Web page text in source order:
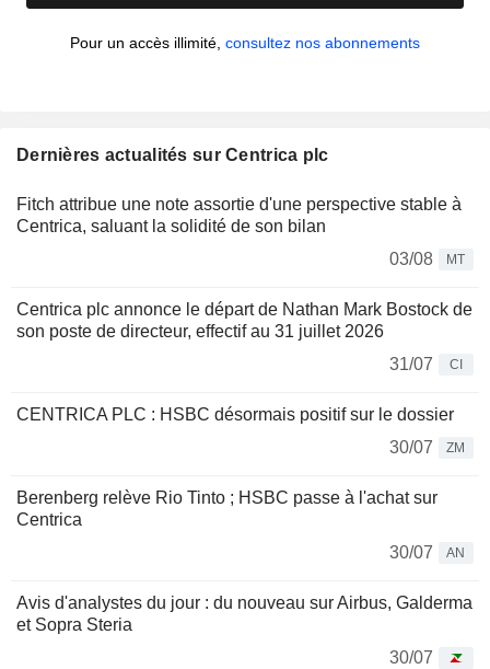
Pour un accès illimité, consultez nos abonnements
Dernières actualités sur Centrica plc
Fitch attribue une note assortie d'une perspective stable à
Centrica, saluant la solidité de son bilan
03/08
MT
Centrica plc annonce le départ de Nathan Mark Bostock de
son poste de directeur, effectif au 31 juillet 2026
31/07
CI
CENTRICA PLC : HSBC désormais positif sur le dossier
30/07
ZM
Berenberg relève Rio Tinto ; HSBC passe à l'achat sur
Centrica
30/07
AN
Avis d'analystes du jour : du nouveau sur Airbus, Galderma
et Sopra Steria
30/07